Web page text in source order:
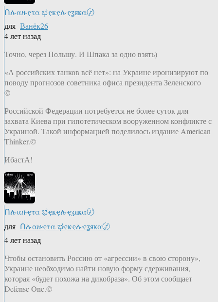
Ոሉαዙҿτα ಭҿҝҿሉҿʓяҝα〄
для Ванёк26
4 лет назад
Точно, через Польшу. И Шпака за одно взять)
«А российских танков всё нет»: на Украине иронизируют по
поводу прогнозов советника офиса президента Зеленского
©
Российской Федерации потребуется не более суток для
захвата Киева при гипотетическом вооруженном конфликте с
Украиной. Такой информацией поделилось издание American
Thinker.©
ИбастА!
Ոሉαዙҿτα ಭҿҝҿሉҿʓяҝα〄
для Ոሉαዙҿτα ಭҿҝҿሉҿʓяҝα〄
4 лет назад
Чтобы остановить Россию от «агрессии» в свою сторону»,
Украине необходимо найти новую форму сдерживания,
которая «будет похожа на дикобраза». Об этом сообщает
Defense One.©